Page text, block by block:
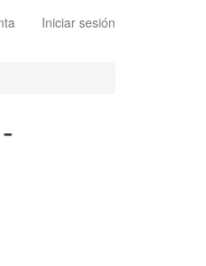
Iniciar sesión